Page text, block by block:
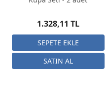
1.328,11 TL